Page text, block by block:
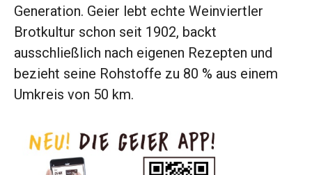
Generation. Geier lebt echte Weinviertler
Brotkultur schon seit 1902, backt
ausschließlich nach eigenen Rezepten und
bezieht seine Rohstoffe zu 80 % aus einem
Umkreis von 50 km.